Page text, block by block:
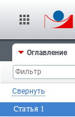
Оглавление
Свернуть
Статья 1